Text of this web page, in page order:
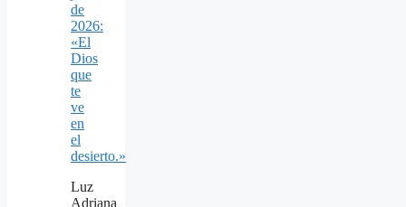
de
2026:
«El
Dios
que
te
ve
en
el
desierto.»
Luz
Adriana